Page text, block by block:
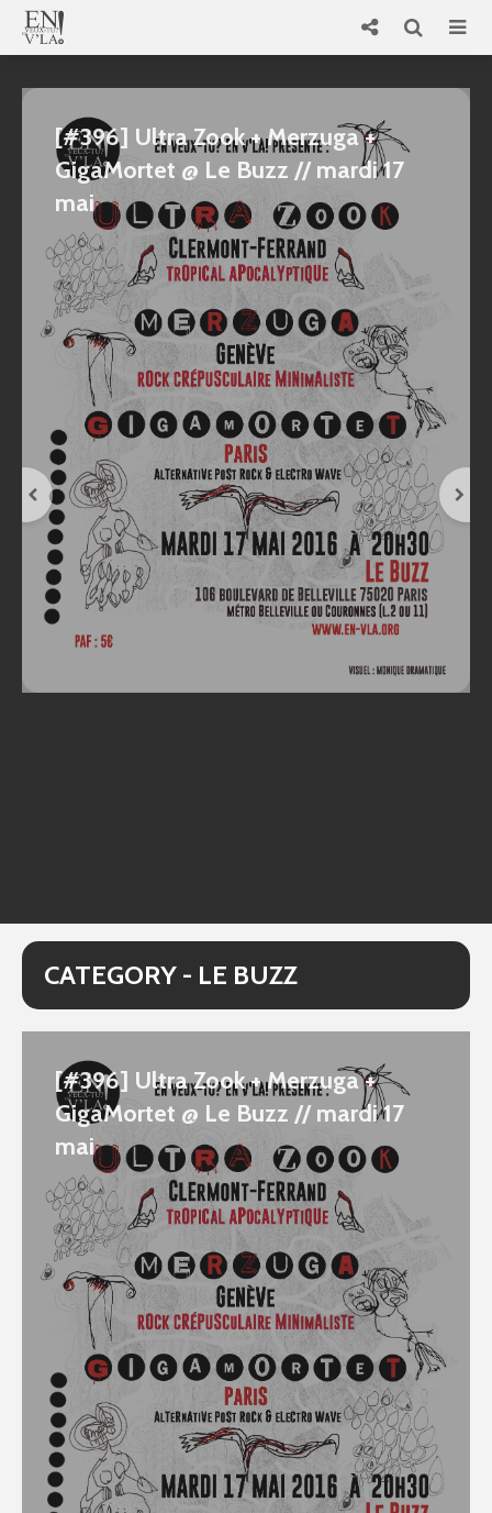
[#396] Ultra Zook + Merzuga +
GigaMortet @ Le Buzz // mardi 17
mai
CATEGORY - LE BUZZ
[#396] Ultra Zook + Merzuga +
GigaMortet @ Le Buzz // mardi 17
mai